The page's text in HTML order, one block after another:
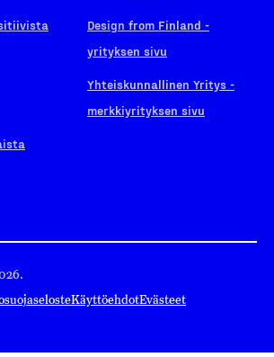
Design from Finland -
yrityksen sivu
Yhteiskunnallinen Yritys -
merkkiyrityksen sivu
KäyttöehdotEvästeet